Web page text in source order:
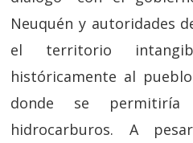
Neuquén y autoridades
el territorio
históricamente al
donde se
hidrocarburos. A